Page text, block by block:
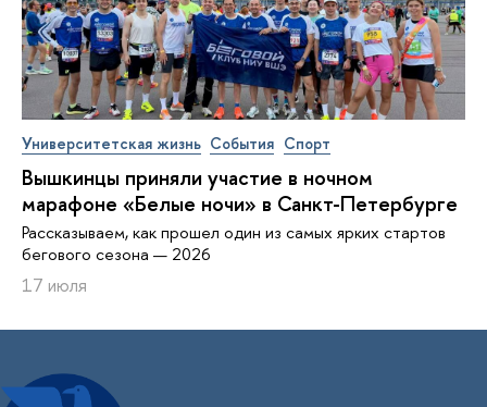
Университетская жизнь События Спорт
Вышкинцы приняли участие в ночном
марафоне «Белые ночи» в Санкт-Петербурге
Рассказываем, как прошел один из самых ярких стартов
бегового сезона — 2026
17 июля